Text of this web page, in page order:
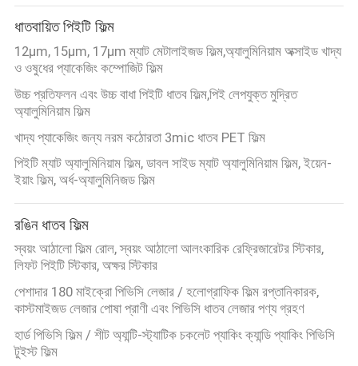
গোপনীয়তা
নীতি
ধাতবায়িত পিইটি ফিল্ম
12μm, 15μm, 17μm ম্যাট মেটালাইজড ফিল্ম,অ্যালুমিনিয়াম অক্সাইড খাদ্য
ও ওষুধের প্যাকেজিং কম্পোজিট ফিল্ম
উচ্চ প্রতিফলন এবং উচ্চ বাধা পিইটি ধাতব ফিল্ম,পিই লেপযুক্ত মুদ্রিত
অ্যালুমিনিয়াম ফিল্ম
খাদ্য প্যাকেজিং জন্য নরম কঠোরতা 3mic ধাতব PET ফিল্ম
পিইটি ম্যাট অ্যালুমিনিয়াম ফিল্ম, ডাবল সাইড ম্যাট অ্যালুমিনিয়াম ফিল্ম, ইয়েন-
ইয়াং ফিল্ম, অর্ধ-অ্যালুমিনিজড ফিল্ম
রঙিন ধাতব ফিল্ম
স্বয়ং আঠালো ফিল্ম রোল, স্বয়ং আঠালো আলংকারিক রেফ্রিজারেটর স্টিকার,
লিফট পিইটি স্টিকার, অক্ষর স্টিকার
পেশাদার 180 মাইক্রো পিভিসি লেজার / হলোগ্রাফিক ফিল্ম রপ্তানিকারক,
কাস্টমাইজড লেজার পোষা প্রাণী এবং পিভিসি ধাতব লেজার পণ্য গ্রহণ
হার্ড পিভিসি ফিল্ম / শীট অ্যান্টি-স্ট্যাটিক চকলেট প্যাকিং ক্যান্ডি প্যাকিং পিভিসি
টুইস্ট ফিল্ম